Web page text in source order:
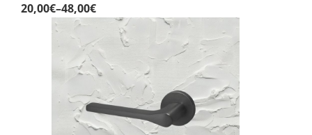
20,00€–48,00€Price
range:
20,00€
through
48,00€